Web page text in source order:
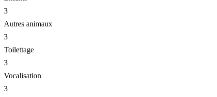
3
Autres animaux
3
Toilettage
3
Vocalisation
3